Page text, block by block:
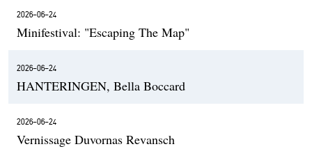
2026-06-24
Minifestival: "Escaping The Map"
2026-06-24
HANTERINGEN, Bella Boccard
2026-06-24
Vernissage Duvornas Revansch